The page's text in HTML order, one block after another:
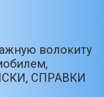
волокиту
СПРАВКИ